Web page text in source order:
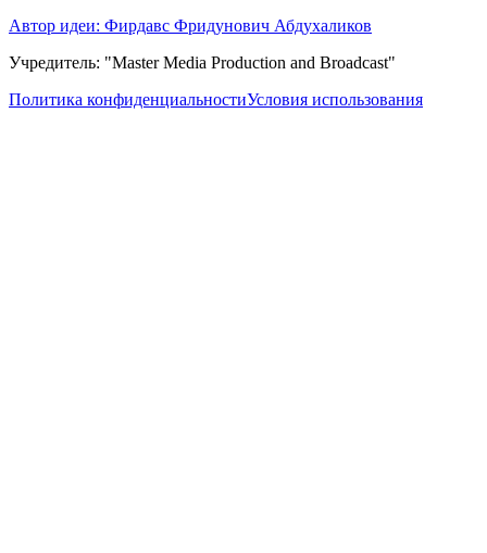
Автор идеи: Фирдавс Фридунович Абдухаликов
Учредитель: "Master Media Production and Broadcast"
Политика конфиденциальностиУсловия использования